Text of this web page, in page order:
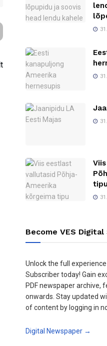
tipu
Become VES
Unlock the full
Subscriber today! Gain
PDF newspaper archive,
onwards. Stay updated
of content by logging in
Digital Newspaper →